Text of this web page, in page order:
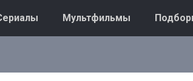
Мультфильмы